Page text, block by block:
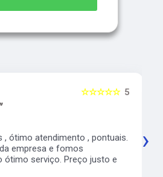
5
☆☆☆☆☆
, ótimo atendimento , pontuais.
empresa e fomos
ótimo serviço. Preço justo e
›